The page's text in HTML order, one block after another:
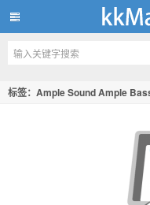
kkMac
标签：Ample Sound Ample